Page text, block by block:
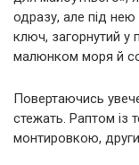
одразу, але під
ключ, загорнутий у
малюнком моря й
Повертаючись
стежать. Раптом із
монтировкою,